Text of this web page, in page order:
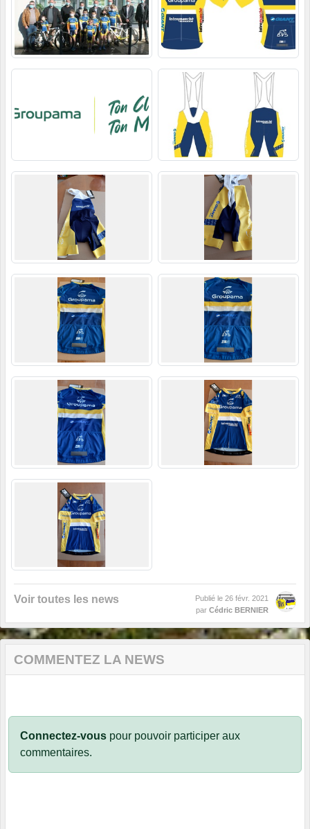
Voir toutes les news Publié le 26 févr. 2021
par Cédric BERNIER
COMMENTEZ LA NEWS
Connectez-vous pour pouvoir participer aux
commentaires.